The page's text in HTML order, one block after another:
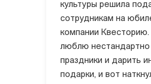
культуры решила
сотрудникам на
компании
люблю нестандартно
праздники и дарить
подарки, и вот